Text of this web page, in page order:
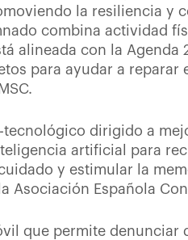
la resiliencia y
combina actividad
alineada con la
para ayudar a reparar
dirigido a
artificial para
y estimular la
Asociación Española
que permite denunciar